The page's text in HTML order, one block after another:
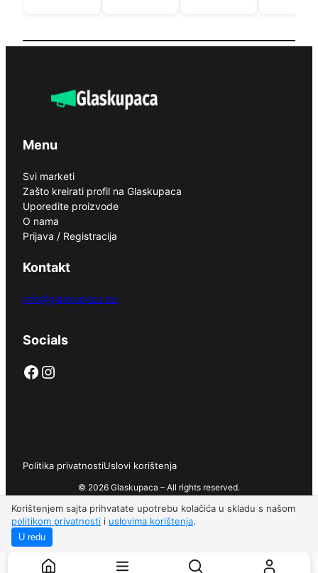
Korištenjem sajta prihvatate upotrebu kolačića u skladu s našom
politikom privatnosti i uslovima korištenja.
U redu
Menu
Svi marketi
Zašto kreirati profil na Glaskupaca
Uporedite proizvode
O nama
Prijava / Registracija
Kontakt
info@glaskupaca.ba
Socials
Facebook Instagram
Politika privatnostiUslovi korištenja
© 2026 Glaskupaca – All rights reserved.